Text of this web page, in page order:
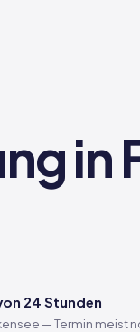
in
24 Stunden
— Termin meist